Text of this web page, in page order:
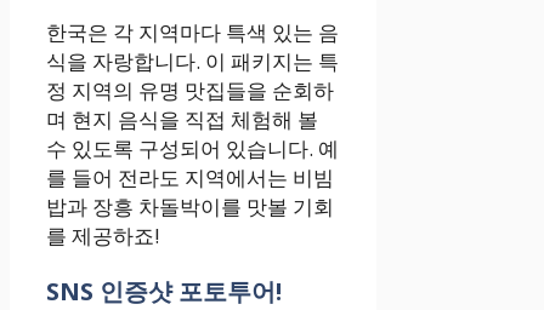
한국은 각 지역마다 특색 있는 음
식을 자랑합니다. 이 패키지는 특
정 지역의 유명 맛집들을 순회하
며 현지 음식을 직접 체험해 볼
수 있도록 구성되어 있습니다. 예
를 들어 전라도 지역에서는 비빔
밥과 장흥 차돌박이를 맛볼 기회
를 제공하죠!
SNS 인증샷 포토투어!